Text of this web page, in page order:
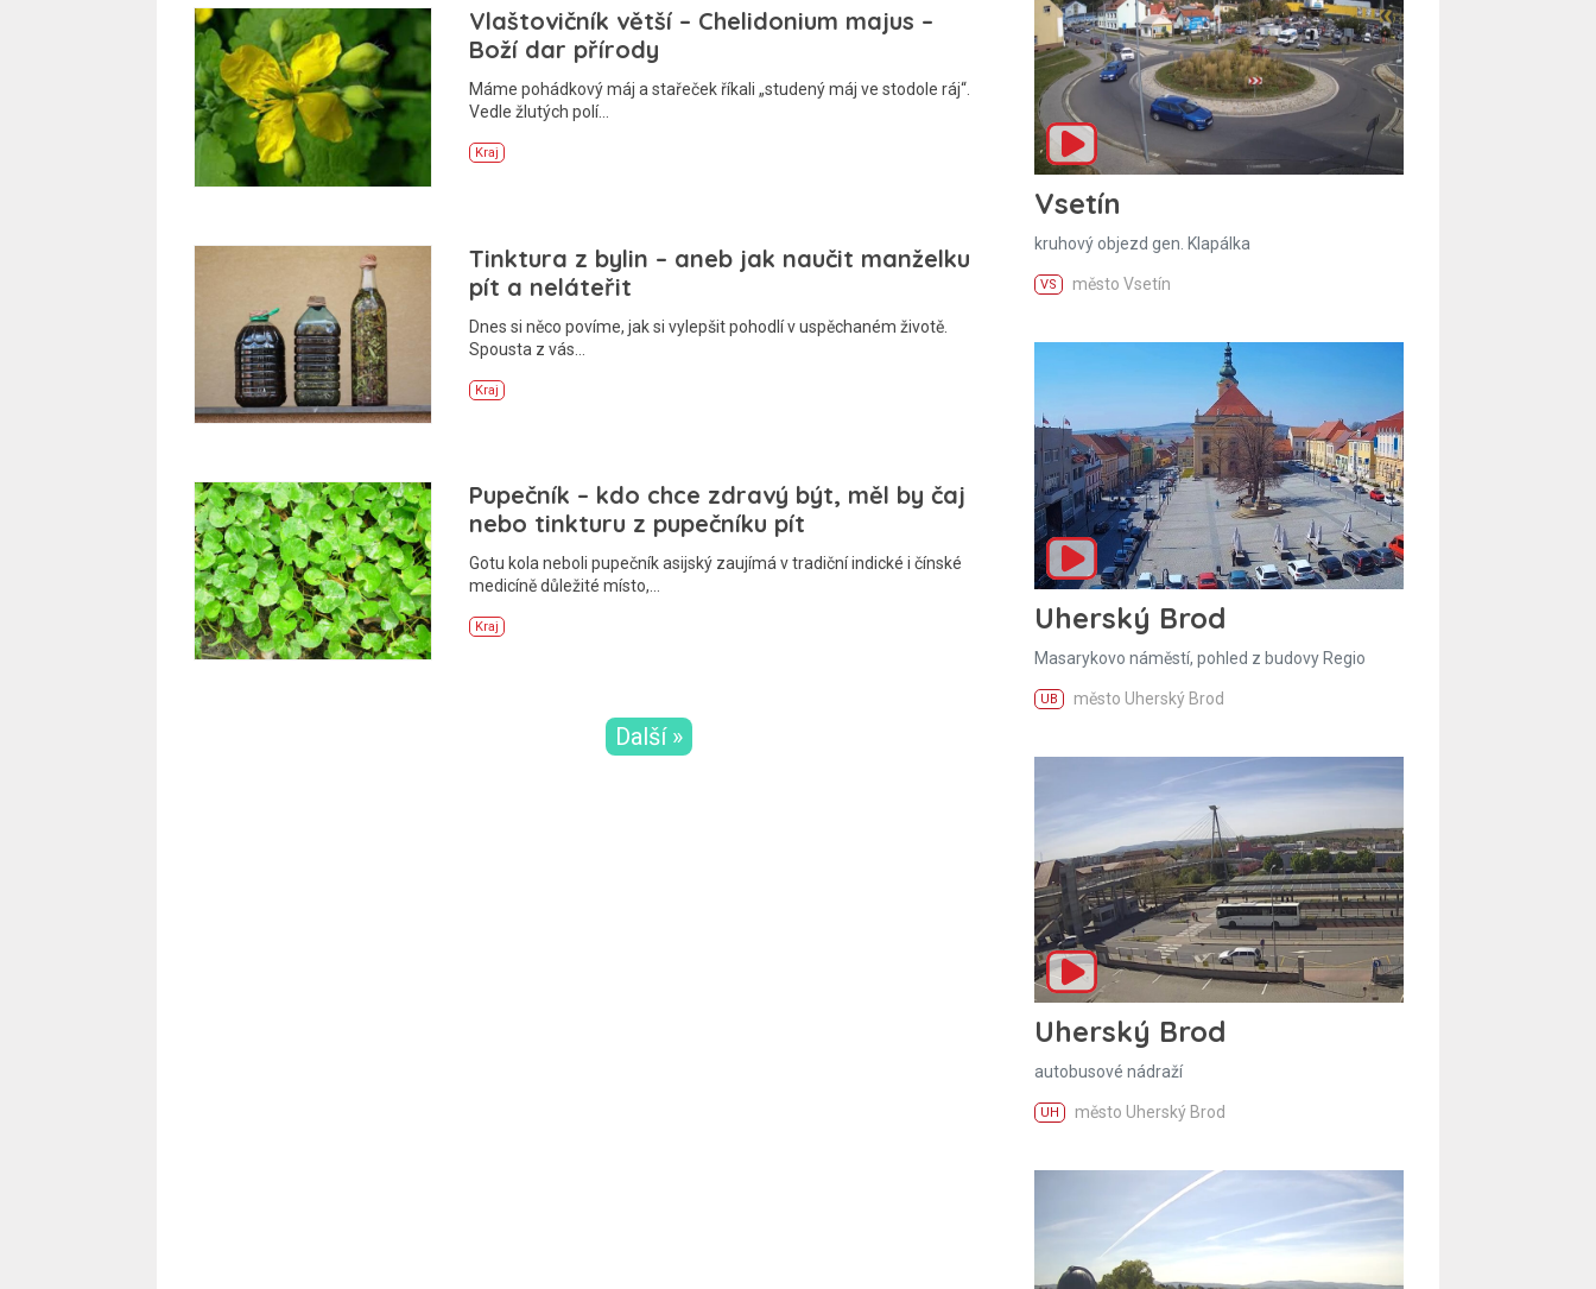
Vlaštovičník větší – Chelidonium majus –
Boží dar přírody
Máme pohádkový máj a stařeček říkali „studený máj ve stodole ráj“.
Vedle žlutých polí…
Kraj
Tinktura z bylin – aneb jak naučit manželku
pít a neláteřit
Dnes si něco povíme, jak si vylepšit pohodlí v uspěchaném životě.
Spousta z vás…
Kraj
Pupečník – kdo chce zdravý být, měl by čaj
nebo tinkturu z pupečníku pít
Gotu kola neboli pupečník asijský zaujímá v tradiční indické i čínské
medicíně důležité místo,…
Kraj
Další »
Vsetín
kruhový objezd gen. Klapálka
VS město Vsetín
Uherský Brod
Masarykovo náměstí, pohled z budovy Regio
UB město Uherský Brod
Uherský Brod
autobusové nádraží
UH město Uherský Brod